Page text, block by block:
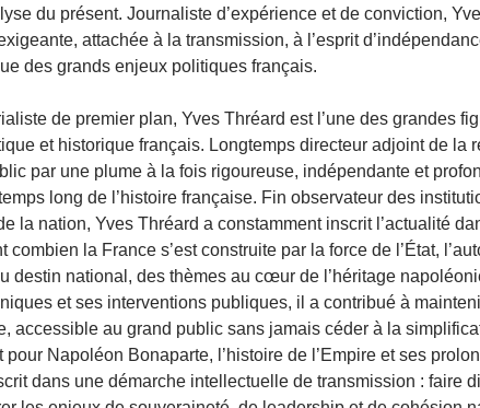
du présent. Journaliste d’expérience et de conviction,
attachée à la transmission, à l’esprit
des grands enjeux politiques français.
de premier plan, Yves Thréard est l’une des grandes
et historique français. Longtemps directeur adjoint de la
par une plume à la fois rigoureuse, indépendante et
long de l’histoire française. Fin observateur des
la nation, Yves Thréard a constamment inscrit l’actualité
combien la France s’est construite par la force de l’État,
destin national, des thèmes au cœur de l’héritage
et ses interventions publiques, il a contribué à
accessible au grand public sans jamais céder à la
pour Napoléon Bonaparte, l’histoire de l’Empire et ses
dans une démarche intellectuelle de transmission : faire